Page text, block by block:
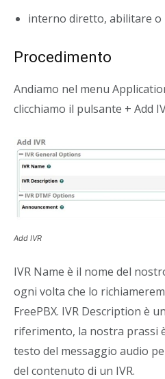
interno diretto, abilitare o
Procedimento
Andiamo nel menu
clicchiamo il pulsante + Add
Add IVR
IVR Name è il nome del
ogni volta che lo
FreePBX. IVR Description è
riferimento, la nostra prassi
testo del messaggio audio
del contenuto di un IVR.